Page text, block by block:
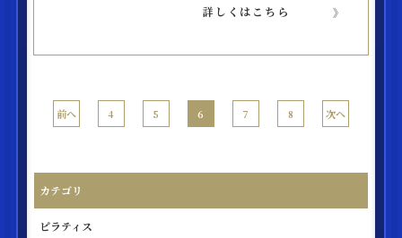
詳しくはこちら
前へ 4 5 6 7 8 次へ
カテゴリ
ピラティス